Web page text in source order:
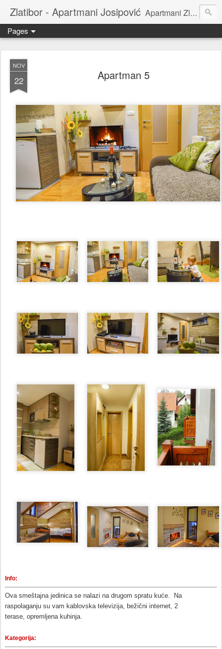
Zlatibor - Apartmani Josipović Apartmani Zlatibor | Privatni smeštaj | Sobe za izdavanje|
Pages
NOV
22 Apartman 5
Info:
Ova smeštajna jedinica se nalazi na drugom spratu kuće. Na
raspolaganju su vam kablovska televizija, bežični internet, 2
terase, opremljena kuhinja
Kategorija: